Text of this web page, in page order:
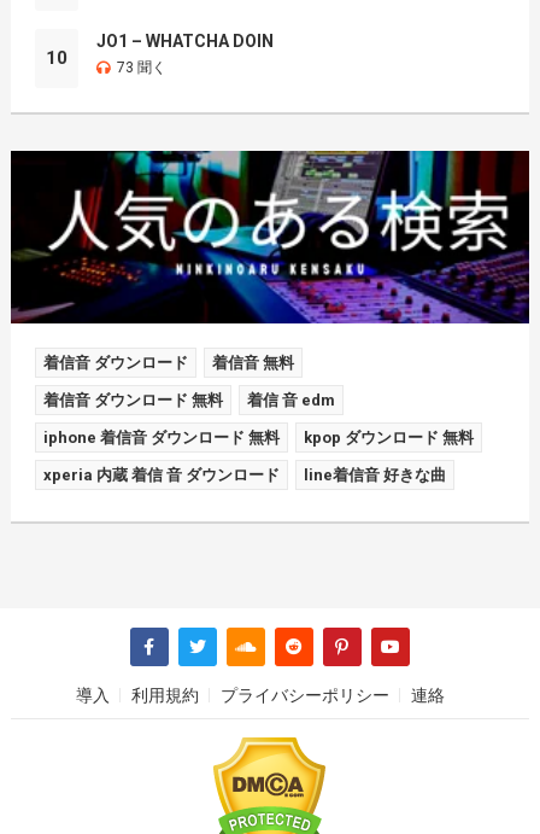
10
JO1 – WHATCHA DOIN
73 聞く
着信音 ダウンロード 着信音 無料
着信音 ダウンロード 無料 着信 音 edm
iphone 着信音 ダウンロード 無料 kpop ダウンロード 無料
xperia 内蔵 着信 音 ダウンロード line着信音 好きな曲
導入 利用規約 プライバシーポリシー 連絡